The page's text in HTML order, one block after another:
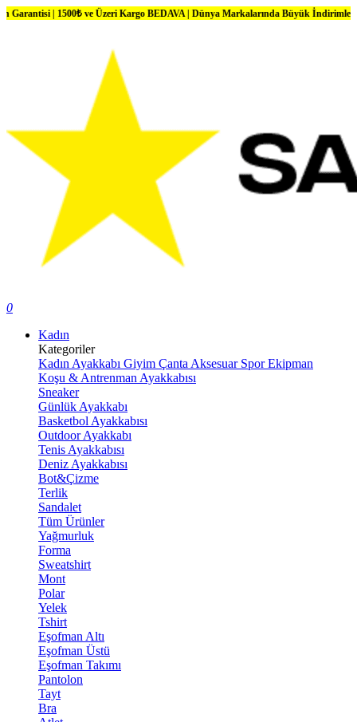
ve Üzeri Kargo BEDAVA | Dünya Markalarında Büyük İndirimler
0
Kadın
Kategoriler
Kadın Ayakkabı Giyim Çanta Aksesuar Spor Ekipman
Koşu & Antrenman Ayakkabısı
Sneaker
Günlük Ayakkabı
Basketbol Ayakkabısı
Outdoor Ayakkabı
Tenis Ayakkabısı
Deniz Ayakkabısı
Bot&Çizme
Terlik
Sandalet
Tüm Ürünler
Yağmurluk
Forma
Sweatshirt
Mont
Polar
Yelek
Tshirt
Eşofman Altı
Eşofman Üstü
Eşofman Takımı
Pantolon
Tayt
Bra